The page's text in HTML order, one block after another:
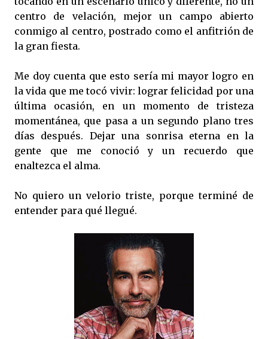
centro de velación, mejor un campo abierto
conmigo al centro, postrado como el anfitrión de
la gran fiesta.
Me doy cuenta que esto sería mi mayor logro en
la vida que me tocó vivir: lograr felicidad por una
última ocasión, en un momento de tristeza
momentánea, que pasa a un segundo plano tres
días después. Dejar una sonrisa eterna en la
gente que me conoció y un recuerdo que
enaltezca el alma.
No quiero un velorio triste, porque terminé de
entender para qué llegué.